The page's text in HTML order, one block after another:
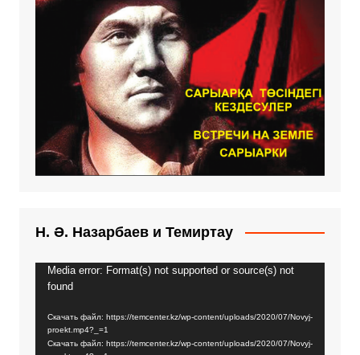
Н. Ә. Назарбаев и Темиртау
Видеоплеер
Media error: Format(s) not supported or source(s) not
found
Скачать файл: https://temcenter.kz/wp-content/uploads/2020/07/Novyj-
proekt.mp4?_=1
Скачать файл: https://temcenter.kz/wp-content/uploads/2020/07/Novyj-